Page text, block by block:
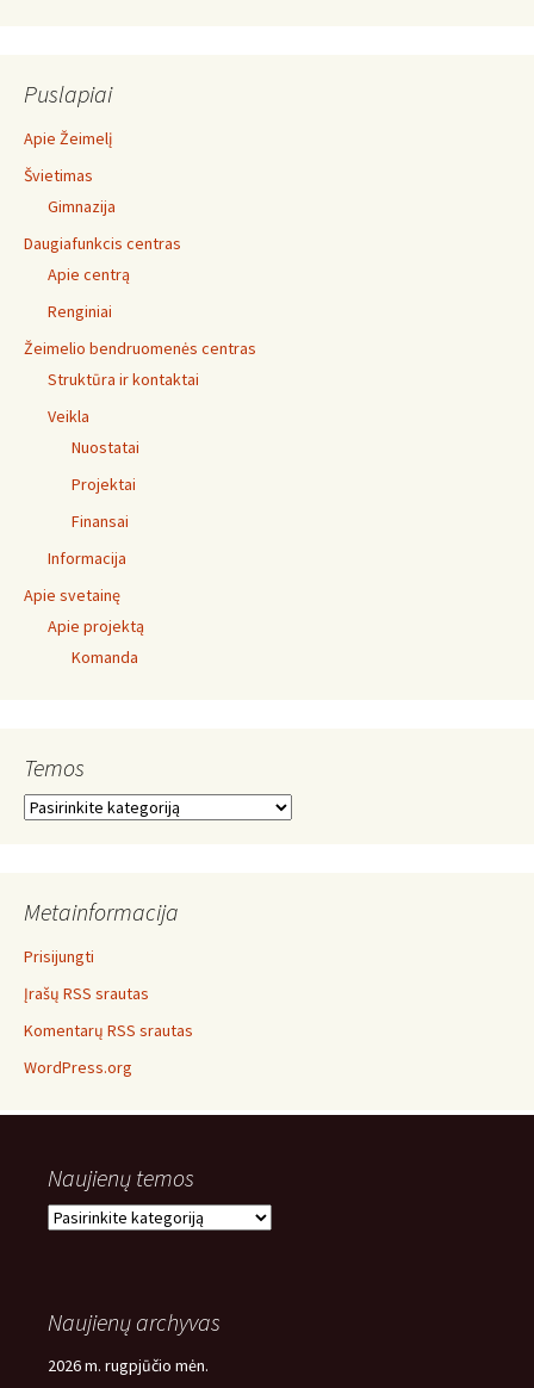
Puslapiai
Apie Žeimelį
Švietimas
Gimnazija
Daugiafunkcis centras
Apie centrą
Renginiai
Žeimelio bendruomenės centras
Struktūra ir kontaktai
Veikla
Nuostatai
Projektai
Finansai
Informacija
Apie svetainę
Apie projektą
Komanda
Temos
Temos
Metainformacija
Prisijungti
Įrašų RSS srautas
Komentarų RSS srautas
WordPress.org
Naujienų temos
Naujienų
Naujienų archyvas
2026 m. rugpjūčio mėn.